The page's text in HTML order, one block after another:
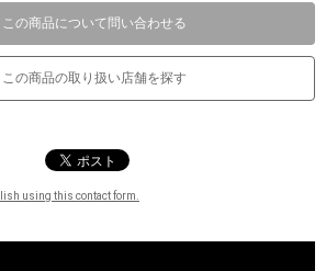
この商品について問い合わせる
この商品の取り扱い店舗を探す
using this contact form.